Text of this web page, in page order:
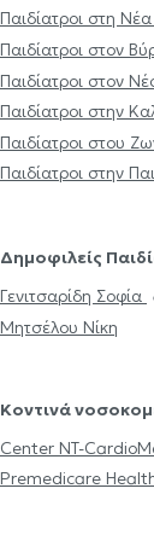
Παιδίατροι στη
Παιδίατροι στον
Παιδίατροι στον
Παιδίατροι στην
Παιδίατροι στου
Παιδίατροι στην
Δημοφιλείς
Γενιτσαρίδη Σοφία
Μητσέλου Νίκη
Κοντινά
Center NT-
Premedicare